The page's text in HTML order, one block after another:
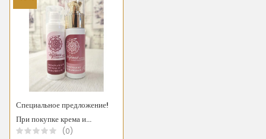
Специальное предложение!
При покупке крема и...
(0)